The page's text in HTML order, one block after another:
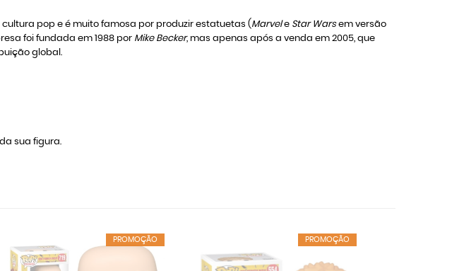
pop e é muito famosa por produzir estatuetas ( Marvele Star Warsem versão
foi fundada em 1988 por Mike Becker, mas apenas após a venda em 2005, que
global.
sua figura.
PROMOÇÃO PROMOÇÃO